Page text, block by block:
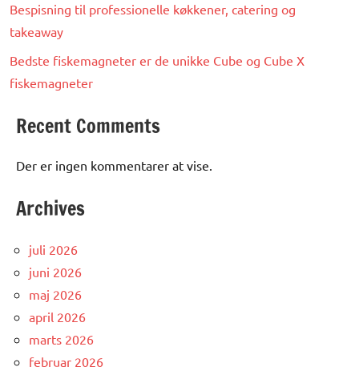
Bespisning til professionelle køkkener, catering og
takeaway
Bedste fiskemagneter er de unikke Cube og Cube X
fiskemagneter
Recent Comments
Der er ingen kommentarer at vise.
Archives
juli 2026
juni 2026
maj 2026
april 2026
marts 2026
februar 2026